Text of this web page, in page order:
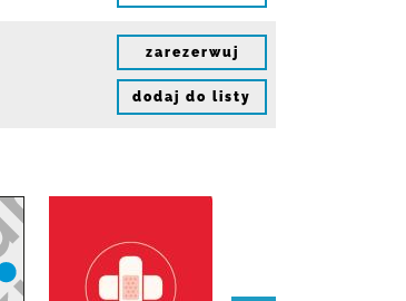
zarezerwuj
dodaj do listy